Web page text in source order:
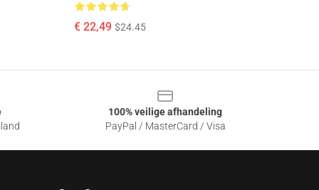
€ 22,49 $24.45
100% veilige afhandeling
PayPal / MasterCard / Visa